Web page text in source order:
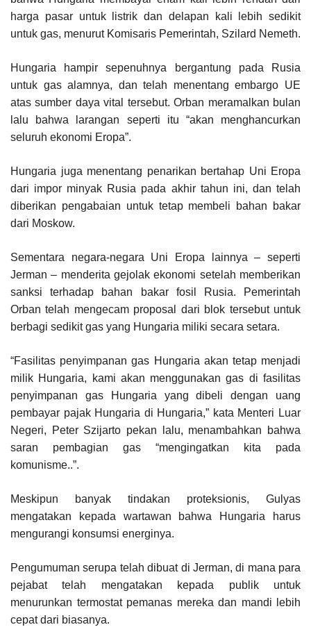
harga pasar untuk listrik dan delapan kali lebih sedikit
untuk gas, menurut Komisaris Pemerintah, Szilard Nemeth.
Hungaria hampir sepenuhnya bergantung pada Rusia
untuk gas alamnya, dan telah menentang embargo UE
atas sumber daya vital tersebut. Orban meramalkan bulan
lalu bahwa larangan seperti itu “akan menghancurkan
seluruh ekonomi Eropa”.
Hungaria juga menentang penarikan bertahap Uni Eropa
dari impor minyak Rusia pada akhir tahun ini, dan telah
diberikan pengabaian untuk tetap membeli bahan bakar
dari Moskow.
Sementara negara-negara Uni Eropa lainnya – seperti
Jerman – menderita gejolak ekonomi setelah memberikan
sanksi terhadap bahan bakar fosil Rusia. Pemerintah
Orban telah mengecam proposal dari blok tersebut untuk
berbagi sedikit gas yang Hungaria miliki secara setara.
“Fasilitas penyimpanan gas Hungaria akan tetap menjadi
milik Hungaria, kami akan menggunakan gas di fasilitas
penyimpanan gas Hungaria yang dibeli dengan uang
pembayar pajak Hungaria di Hungaria,” kata Menteri Luar
Negeri, Peter Szijarto pekan lalu, menambahkan bahwa
saran pembagian gas “mengingatkan kita pada
komunisme..”.
Meskipun banyak tindakan proteksionis, Gulyas
mengatakan kepada wartawan bahwa Hungaria harus
mengurangi konsumsi energinya.
Pengumuman serupa telah dibuat di Jerman, di mana para
pejabat telah mengatakan kepada publik untuk
menurunkan termostat pemanas mereka dan mandi lebih
cepat dari biasanya.